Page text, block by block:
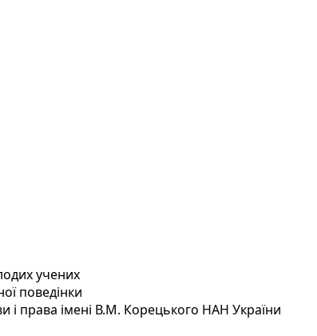
учених
поведінки
і права імені В.М. Корецького НАН України